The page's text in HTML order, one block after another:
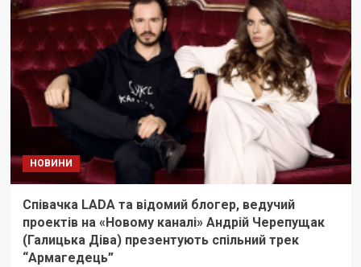
НОВИНИ
Співачка LADA та відомий блогер, ведучий
проектів на «Новому каналі» Андрій Черепущак
(Галицька Діва) презентують спільний трек
“Армагедець”